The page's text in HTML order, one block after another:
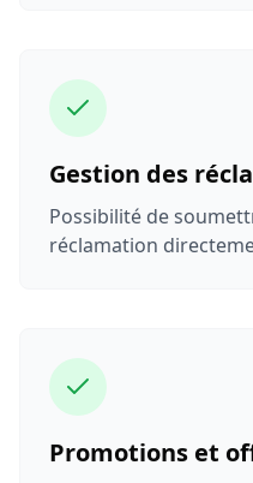
Gestion des
Possibilité de
réclamation
Promotions et